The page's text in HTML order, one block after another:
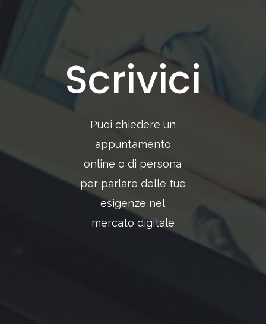
Scrivici
Puoi chiedere un
appuntamento
online o di persona
per parlare delle tue
esigenze nel
mercato digitale